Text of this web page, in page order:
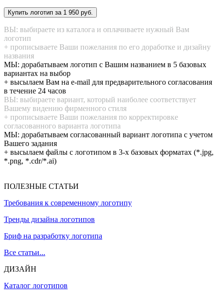
ВЫ: выбираете из каталога и оплачиваете нужный Вам
логотип
+ прописываете Ваши пожелания по его доработке и дизайну
названия
МЫ: дорабатываем логотип с Вашим названием в 5 базовых
вариантах на выбор
+ высылаем Вам на e-mail для предварительного согласования
в течение 24 часов
ВЫ: выбираете вариант, который наиболее соответствует
Вашему видению фирменного стиля
+ прописываете Ваши пожелания по корректировке
согласованного варианта логотипа
МЫ: дорабатываем согласованный вариант логотипа с учетом
Вашего задания
+ высылаем файлы с логотипом в 3-х базовых форматах (*.jpg,
*.png, *.cdr/*.ai)
ПОЛЕЗНЫЕ СТАТЬИ
Требования к современному логотипу
Тренды дизайна логотипов
Бриф на разработку логотипа
Все статьи...
ДИЗАЙН
Каталог логотипов